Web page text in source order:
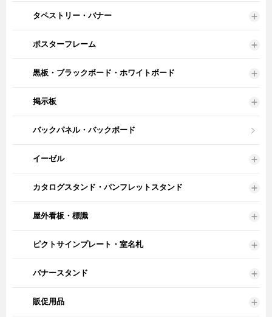
タペストリー・バナー
ポスターフレーム
黒板・ブラックボード・ホワイトボード
掲示板
バックパネル・バックボード
イーゼル
カタログスタンド・パンフレットスタンド
屋外看板・標識
ピクトサインプレート・室名札
バナースタンド
販促用品